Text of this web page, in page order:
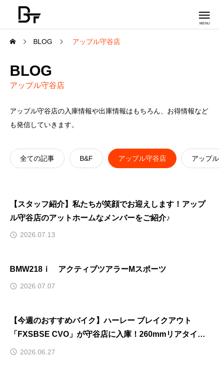
BLOG アップル守谷店
BLOG
アップル守谷店
アップル守谷店の入庫情報や出庫情報はもちろん、お得情報など
も発信していきます。
全ての記事 B&F アップル守谷店 アップ
【スタッフ紹介】私たちが笑顔でお迎えします！アップ
ル守谷店のアットホームなメンバーをご紹介♪
2026.07.13
BMW218ⅰ アクティブツアラーMスポーツ
2026.07.07
【今週のおすすめバイク】ハーレー ブレイクアウト
「FXSBSE CVO」が守谷店に入庫！260mmリアタイヤ
＆トライジャカスタム多数の至高の一台を徹底解説！
2026.06.27